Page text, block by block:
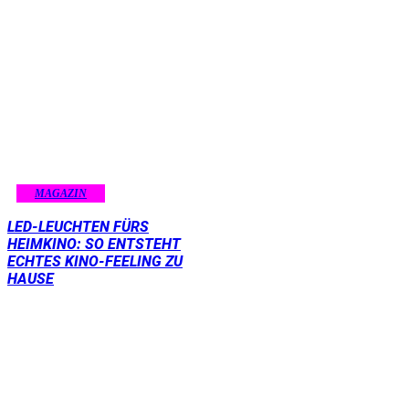
MAGAZIN
LED-LEUCHTEN FÜRS
HEIMKINO: SO ENTSTEHT
ECHTES KINO-FEELING ZU
HAUSE